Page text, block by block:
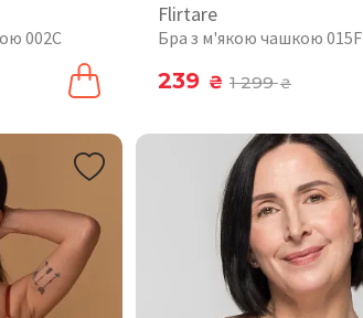
002C
Flirtare
Бра з м'якою чашкою 015F
239 ₴ 1 299₴